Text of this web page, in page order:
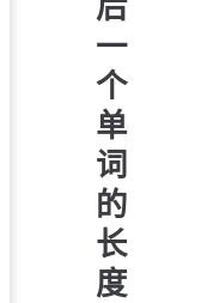
一
个
单
词
的
长
度